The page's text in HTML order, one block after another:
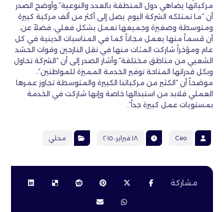
مركباتها يضاهي دول المنطقة بالعدد والنوعية”.وأوضح الصدر
أن “ما تمتلكه الشركة اليوم يصل إلى أكثر من ألف مركبة كبيرة
ومتوسطة وصغيرة وجميعها تعمل بشكل فعلي، فضلاً عن،
أن قسماً منها يعمل مجاناً كما في المناسبات الدينية في كل
عام ومؤخراً شاركت المئات منها في نقل النازحين وقوات الحشد
الشعبي من مناطق مختلفة”.وأشار الصدر إلى أن “الشركة تحاول
وبكل قدراتها المتاحة توفير الخدمة المميزة للمواطنين”،
موضحاً أن “الكثير من مركباتنا الكبيرة والمتوسطة تجاوز عمرها
العملي فلابد من استبدالها خاصة وإنها شاركت في الخدمة
بمستويات عمل كبيرة جداً”.
Ceo ١٨ فبراير، ٢٠١٥ محلي